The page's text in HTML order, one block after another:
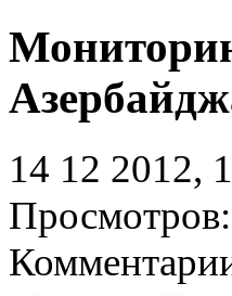
14 12 2012,